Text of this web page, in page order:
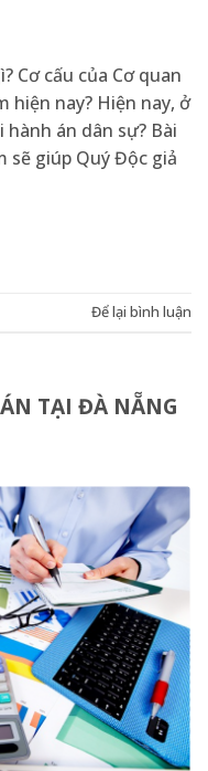
Cơ cấu của Cơ quan
hiện nay? Hiện nay, ở
hành án dân sự? Bài
sẽ giúp Quý Độc giả
Để lại bình luận
TẠI ĐÀ NẴNG